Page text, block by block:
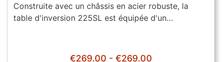
Construite avec un châssis en acier robuste, la
table d'inversion 225SL est équipée d'un…
€269.00 - €269.00